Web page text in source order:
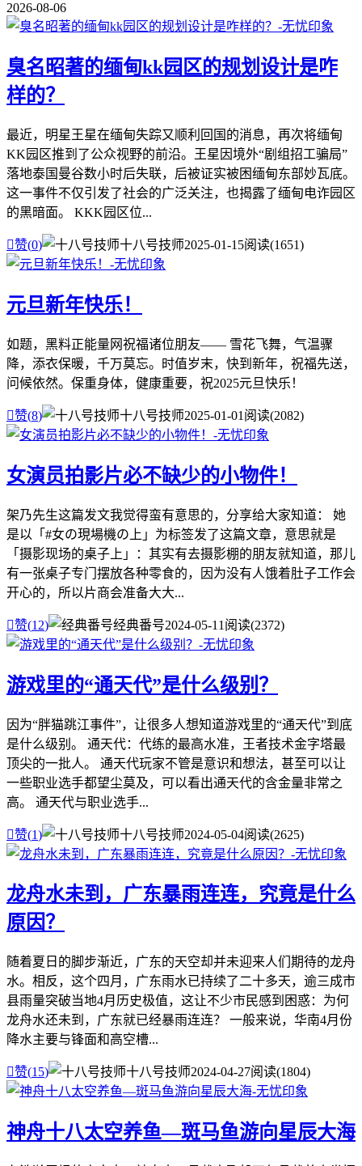
2026-08-06
臭名昭著的缅甸kk园区的规划设计是咋
样的？
最近，明星王星在缅甸失踪又顺利回国的消息，再次将缅甸
KK园区推到了公众视野的前沿。王星因境外“剧组招工骗局”
落地泰国曼谷数小时后失联，后被证实被困缅甸东部妙瓦底。
这一事件不仅引发了社会的广泛关注，也揭露了缅甸电诈园区
的黑暗面。 KKK园区位...
赞(0) 十八号技师2025-01-15阅读(1651)
元旦新年快乐！
如题，黑料正能量网祝福诸位朋友—— 雪花飞舞，气温骤
降，添衣保暖，千万莫忘。时值岁末，快到新年，祝福先送，
问候依然。保重身体，健康重要，祝2025元旦快乐！
赞(8) 十八号技师2025-01-01 阅读(2082)
​女演员拍影片必不缺少的小物件！
架乃先生这篇发文我觉得蛮有意思的，分享给大家知道： 她
是以「#女の現場機の上」为标签发了这篇文章，意思就是
「摄影现场的桌子上」：其实有去摄影棚的朋友就知道，那儿
有一张桌子专门摆放各种零食的，因为没有人饿着肚子工作会
开心的，所以片商会准备大大...
赞(12) 经典番号2024-05-11 阅读(2372)
游戏里的“通天代”是什么级别？
因为“胖猫跳江事件”，让很多人想知道游戏里的“通天代”到底
是什么级别。 通天代：代练的最高水准，王者技术金字塔最
顶尖的一批人。 通天代玩家不管是意识和想法，甚至可以让
一些职业选手都望尘莫及，可以看出通天代的含金量非常之
高。 通天代与职业选手...
赞(1) 十八号技师2024-05-04阅读(2625)
龙舟水未到，广东暴雨连连，究竟是什么
原因？
随着夏日的脚步渐近，广东的天空却并未迎来人们期待的龙舟
水。相反，这个四月，广东雨水已持续了二十多天，逾三成市
县雨量突破当地4月历史极值，这让不少市民感到困惑：为何
龙舟水还未到，广东就已经暴雨连连？ 一般来说，华南4月份
降水主要与锋面和高空槽...
赞(15) 十八号技师2024-04-27阅读(1804)
神舟十八太空养鱼—斑马鱼游向星辰大海